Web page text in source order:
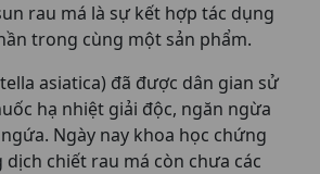
rau má là sự kết hợp tác dụng
trong cùng một sản phẩm.
asiatica) đã được dân gian sử
hạ nhiệt giải độc, ngăn ngừa
Ngày nay khoa học chứng
chiết rau má còn chưa các